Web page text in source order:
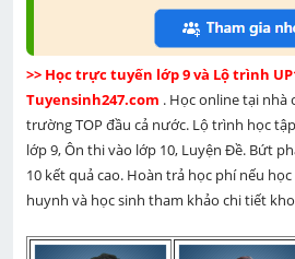
>> Học trực tuyến lớp 9 và Lộ trình
Tuyensinh247.com . Học online tại nhà
trường TOP đầu cả nước. Lộ trình học
lớp 9, Ôn thi vào lớp 10, Luyện Đề. Bứt
10 kết quả cao. Hoàn trả học phí nếu
huynh và học sinh tham khảo chi tiết